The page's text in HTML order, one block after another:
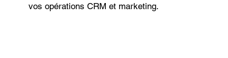
vos opérations CRM et marketing.